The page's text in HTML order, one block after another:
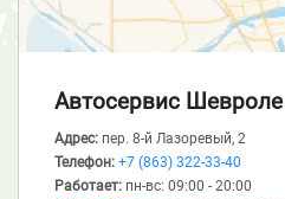
Автосервис Шевроле
Адрес: пер. 8-й Лазоревый, 2
Телефон: +7 (863) 322-33-40
Работает: пн-вс: 09:00 - 20:00